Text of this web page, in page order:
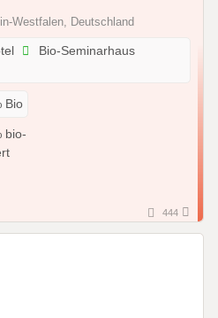
Westfalen, Deutschland
Bio-Seminarhaus
Bio
444